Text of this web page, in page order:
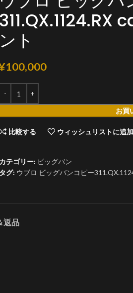
311.QX.1124.RX
ント
100,000
お買
比較する ウィッシュリストに追
カテゴリー: ビッグバン
タグ: ウブロ ビッグバンコピー
返品